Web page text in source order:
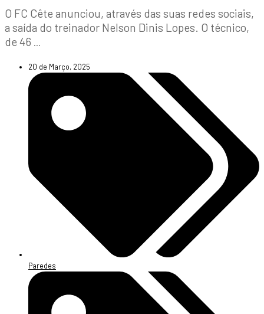
O FC Cête anunciou, através das suas redes sociais,
a saída do treinador Nelson Dinis Lopes. O técnico,
de 46
20 de Março, 2025
Paredes